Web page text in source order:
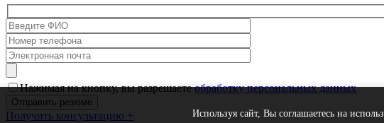
Нажимая на кнопку, вы разрешаетеобработку персональных данных
Используя сайт, Вы соглашаетесь на
Получить консультацию +